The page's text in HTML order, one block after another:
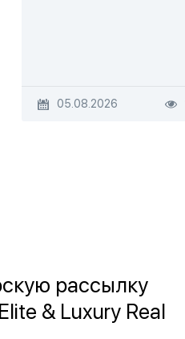
05.08.2026
рассылку
& Luxury Real